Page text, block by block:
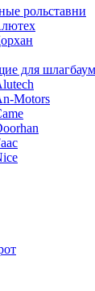
рольставни
для
Motors